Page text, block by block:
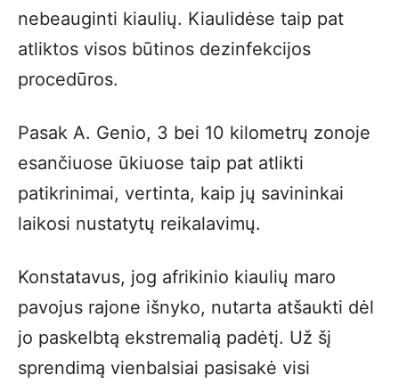
nebeauginti kiaulių. Kiaulidėse taip pat
atliktos visos būtinos dezinfekcijos
procedūros.
Pasak A. Genio, 3 bei 10 kilometrų zonoje
esančiuose ūkiuose taip pat atlikti
patikrinimai, vertinta, kaip jų savininkai
laikosi nustatytų reikalavimų.
Konstatavus, jog afrikinio kiaulių maro
pavojus rajone išnyko, nutarta atšaukti dėl
jo paskelbtą ekstremalią padėtį. Už šį
sprendimą vienbalsiai pasisakė visi